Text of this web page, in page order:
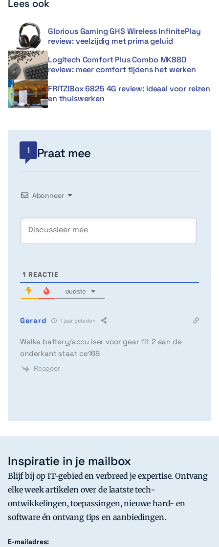
Lees ook
Glorious Gaming GHS Wireless InfinitePlay
review: veelzijdig met prima geluid
Logitech Comfort Plus Combo MK880
review: meer comfort tijdens het werken
FRITZ!Box 6825 4G review: ideaal voor reizen
en thuiswerken
1 Praat mee
Abonneer
1 REACTIE
oudste
Gerard 1 jaar geleden
Welke battery/accu iser voor gear fit 2 aan de
onderkant staat ce168
Reageer
Inspiratie in je mailbox
Blijf bij op IT-gebied en verbreed je expertise. Ontvang
elke week artikelen over de laatste tech-
ontwikkelingen, toepassingen, nieuwe hard- en
software én ontvang tips en aanbiedingen.
E-mailadres: